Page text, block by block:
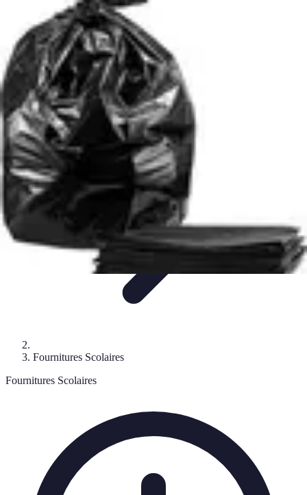
Top Fournitures
Fournitures Scolaires
Organisation
ÉcologiquesÉducationBureau
Top Fournitures
Fournitures Scolaires
Fournitures Scolaires